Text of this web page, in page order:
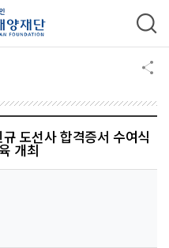
기
가기
기
도선사 합격증서 수여식
개최